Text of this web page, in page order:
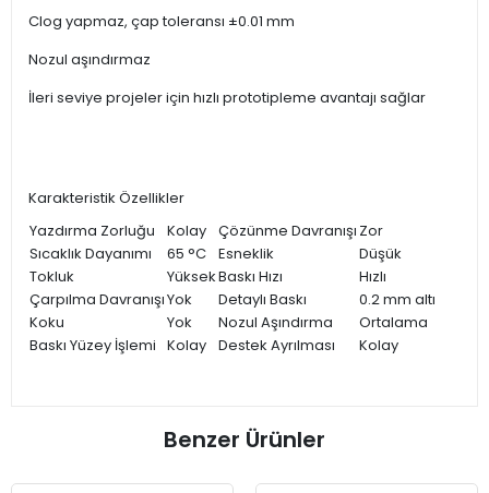
Clog yapmaz, çap toleransı ±0.01 mm
Nozul aşındırmaz
İleri seviye projeler için hızlı prototipleme avantajı sağlar
Karakteristik Özellikler
Yazdırma Zorluğu
Kolay Çözünme Davranışı Zor
Sıcaklık Dayanımı
65 °C Esneklik
Düşük
Tokluk
YüksekBaskı Hızı
Hızlı
Çarpılma DavranışıYok Detaylı Baskı
0.2 mm altı
Koku
Yok Nozul Aşındırma
Ortalama
Baskı Yüzey İşlemi Kolay Destek Ayrılması Kolay
Benzer Ürünler